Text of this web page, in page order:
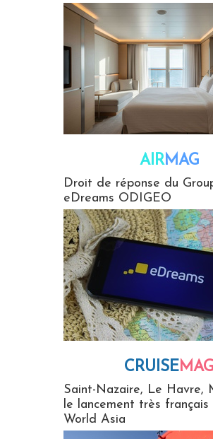
AIRMAG
Droit de réponse du
eDreams ODIGEO
CRUISEMAG
Saint-Nazaire, Le Havre,
le lancement très français
World Asia